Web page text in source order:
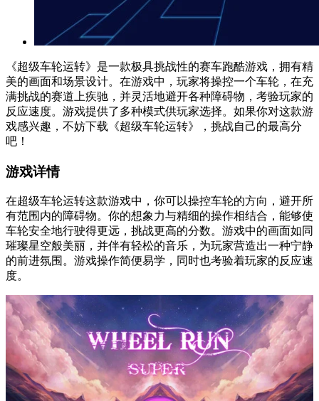
《超级车轮运转》是一款极具挑战性的赛车跑酷游戏，拥有精
美的画面和场景设计。在游戏中，玩家将操控一个车轮，在充
满挑战的赛道上疾驰，并灵活地避开各种障碍物，考验玩家的
反应速度。游戏提供了多种模式供玩家选择。如果你对这款游
戏感兴趣，不妨下载《超级车轮运转》，挑战自己的最高分
吧！
游戏详情
在超级车轮运转这款游戏中，你可以操控车轮的方向，避开所
有范围内的障碍物。你的想象力与精细的操作相结合，能够使
车轮安全地行驶得更远，挑战更高的分数。游戏中的画面如同
璀璨星空般美丽，并伴有轻松的音乐，为玩家营造出一种宁静
的前进氛围。游戏操作简便易学，同时也考验着玩家的反应速
度。